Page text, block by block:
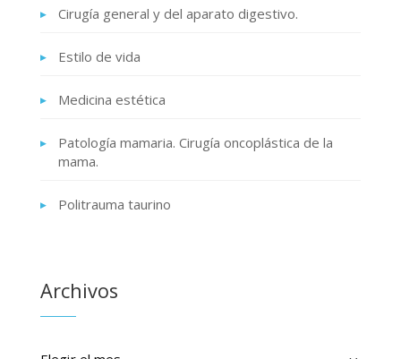
Cirugía general y del aparato digestivo.
Estilo de vida
Medicina estética
Patología mamaria. Cirugía oncoplástica de la
mama.
Politrauma taurino
Archivos